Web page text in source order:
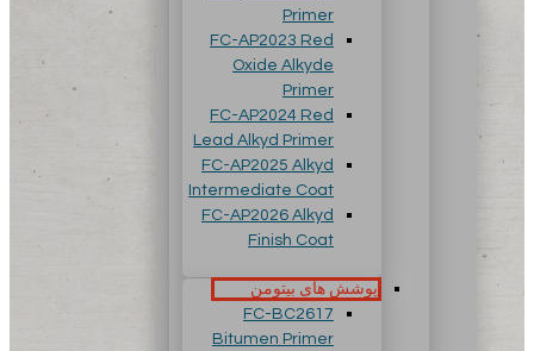
Primer
FC-AP2023 Red
Oxide Alkyde
Primer
FC-AP2024 Red
Lead Alkyd Primer
FC-AP2025 Alkyd
Intermediate Coat
FC-AP2026 Alkyd
Finish Coat
پوشش های بیتومن
FC-BC2617
Bitumen Primer